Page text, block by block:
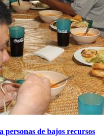
personas de bajos recursos